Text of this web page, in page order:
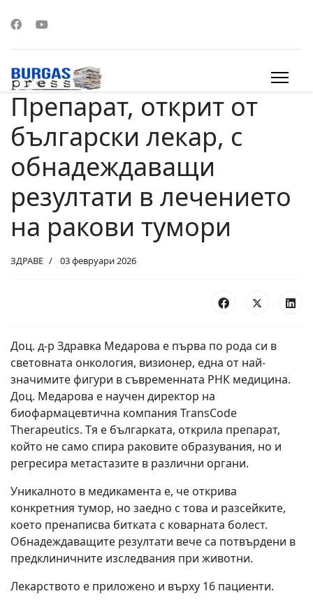
Препарат, открит от
български лекар, с
обнадеждаващи
резултати в лечението
на ракови тумори
ЗДРАВЕ 03 февруари 2026
Доц. д-р Здравка Медарова е първа по рода си в
световната онкология, визионер, една от най-
значимите фигури в съвременната РНК медицина.
Доц. Медарова e научен директор на
биофармацевтична компания TransCode
Therapeutics. Тя е българката, открила препарат,
който не само спира раковите образувания, но и
регресира метастазите в различни органи.
Уникалното в медикамента е, че открива
конкретния тумор, но заедно с това и разсейките,
което пренаписва битката с коварната болест.
Обнадеждаващите резултати вече са потвърдени в
предклиничните изследвания при животни.
Лекарството е приложено и върху 16 пациенти.